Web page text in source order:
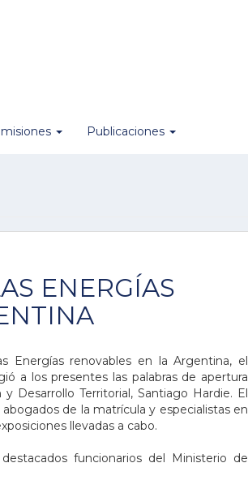
Publicaciones
ENERGÍAS
Energías renovables en la Argentina, el
a los presentes las palabras de apertura
Desarrollo Territorial, Santiago Hardie. El
de la matrícula y especialistas en
llevadas a cabo.
funcionarios del Ministerio de